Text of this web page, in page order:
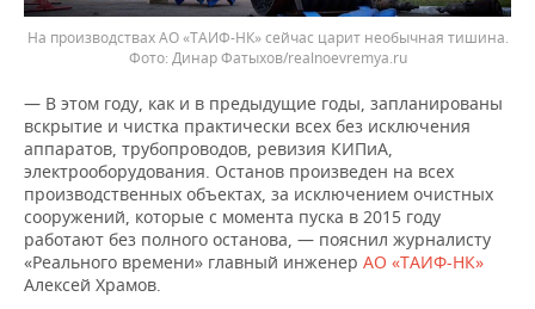
На производствах АО «ТАИФ-НК» сейчас царит необычная тишина.
Динар Фатыхов/realnoevremya.ru
— В этом году, как и в предыдущие годы, запланированы
вскрытие и чистка практически всех без исключения
аппаратов, трубопроводов, ревизия КИПиА,
электрооборудования. Останов произведен на всех
производственных объектах, за исключением очистных
сооружений, которые с момента пуска в 2015 году
работают без полного останова, — пояснил журналисту
«Реального времени» главный инженер АО «ТАИФ-НК»
Алексей Храмов.